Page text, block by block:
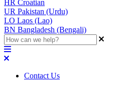
HR Croatian
UR Pakistan (Urdu)
LO Laos (Lao)
BN Bangladesh (Bengali)
Contact Us